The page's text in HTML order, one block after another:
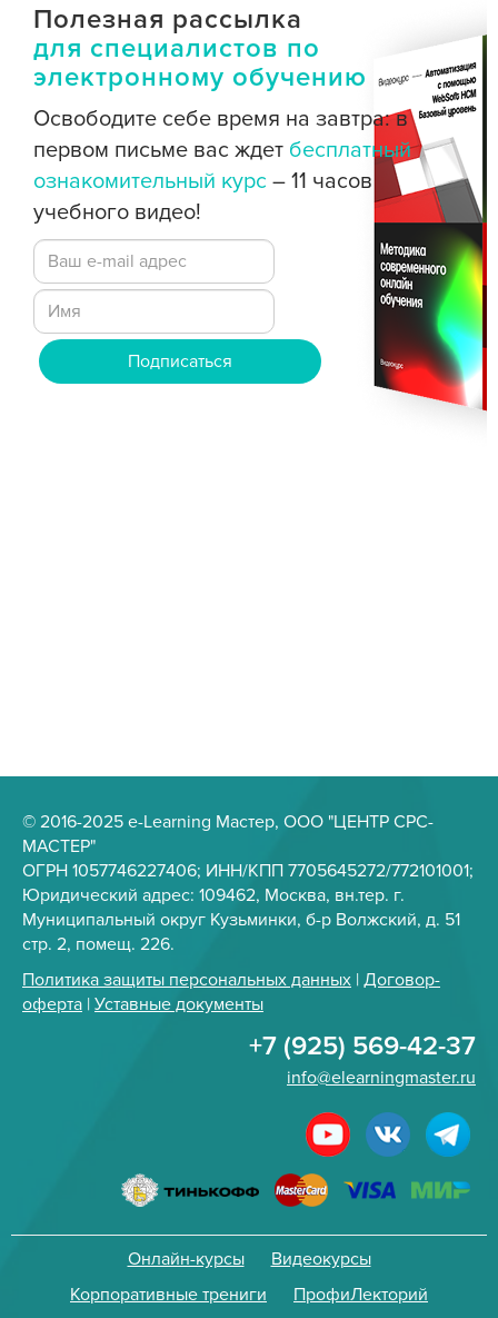
Полезная рассылка
для специалистов по
электронному обучению
Освободите себе время на завтра: в
первом письме вас ждет бесплатный
ознакомительный курс – 11 часов
учебного видео!
© 2016-2025 e-Learning Мастер, ООО "ЦЕНТР СРС-
МАСТЕР"
ОГРН 1057746227406; ИНН/КПП 7705645272/772101001;
Юридический адрес: 109462, Москва, вн.тер. г.
Муниципальный округ Кузьминки, б-р Волжский, д. 51
стр. 2, помещ. 226.
Политика защиты персональных данных | Договор-
оферта | Уставные документы
+7 (925) 569-42-37
info@elearningmaster.ru
Онлайн-курсы
Видеокурсы
Корпоративные трениги
ПрофиЛекторий